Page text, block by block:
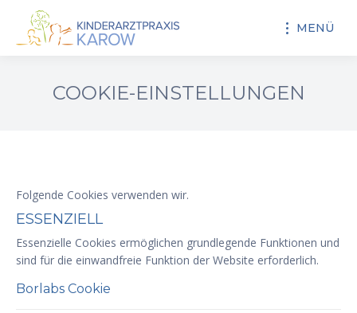
MENÜ
COOKIE-EINSTELLUNGEN
Folgende Cookies verwenden wir.
ESSENZIELL
Essenzielle Cookies ermöglichen grundlegende Funktionen und
sind für die einwandfreie Funktion der Website erforderlich.
Borlabs Cookie